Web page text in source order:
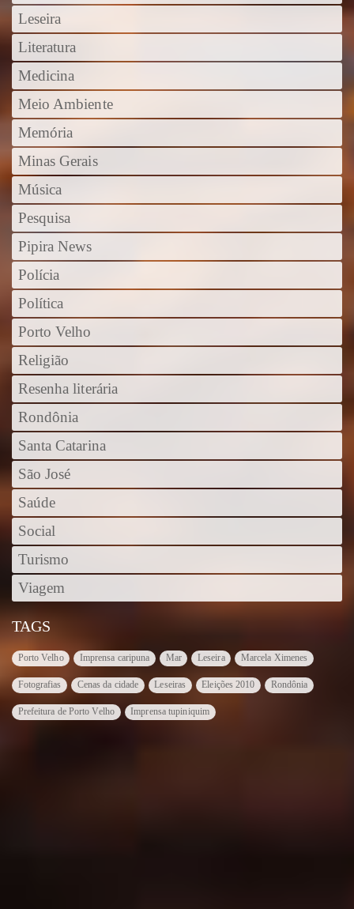
Leseira
Literatura
Medicina
Meio Ambiente
Memória
Minas Gerais
Música
Pesquisa
Pipira News
Polícia
Política
Porto Velho
Religião
Resenha literária
Rondônia
Santa Catarina
São José
Saúde
Social
Turismo
Viagem
TAGS
Porto Velho Imprensa caripuna Mar Leseira Marcela Ximenes
Fotografias Cenas da cidade Leseiras Eleições 2010 Rondônia
Prefeitura de Porto Velho Imprensa tupiniquim